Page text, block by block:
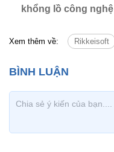
khổng lồ công nghệ
Xem thêm về: Rikkeisoft